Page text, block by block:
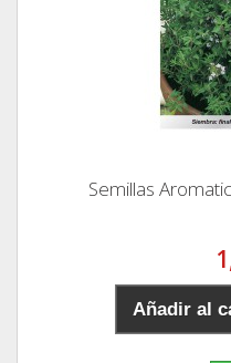
Semillas
Añadir al